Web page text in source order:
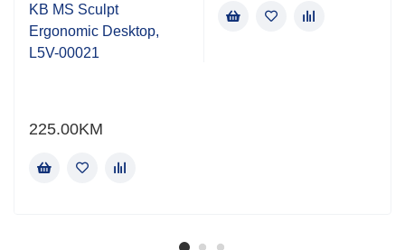
KB MS Sculpt
Ergonomic Desktop,
L5V-00021
225.00KM